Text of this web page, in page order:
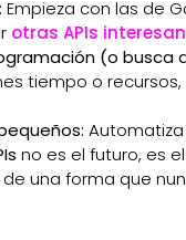
Empieza con las de
otras APIs
(o busca
tiempo o
no es el futuro, es
una forma que